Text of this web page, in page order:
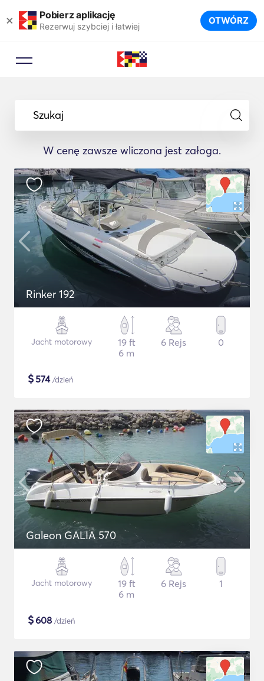
× Pobierz aplikację
Rezerwuj szybciej i łatwiej OTWÓRZ
Szukaj
W cenę zawsze wliczona jest załoga.
Rinker 192
Jacht motorowy
19 ft
6 m
6 Rejs 0
$574/dzień
Galeon GALIA 570
Jacht motorowy
19 ft
6 m
6 Rejs 1
$608 /dzień